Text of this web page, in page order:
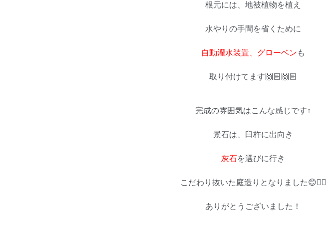
根元には、地被植物を植え
水やりの手間を省くために
自動灌水装置、グローベン も
取り付けてます🙌🏻🙌🏻
完成の雰囲気はこんな感じです↑
景石は、臼杵に出向き
灰石を選びに行き
こだわり抜いた庭造りとなりました😊👌🏻
ありがとうございました！